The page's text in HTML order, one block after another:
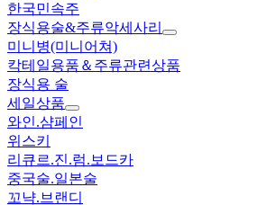
한국민속주
장식용술&주류악세사리
미니병(미니어쳐)
칵테일용품＆주류관련상품
장식용 술
세일상품
와인.샴페인
위스키
리큐르.진.럼.보드카
중국술.일본술
꼬냑.브랜디